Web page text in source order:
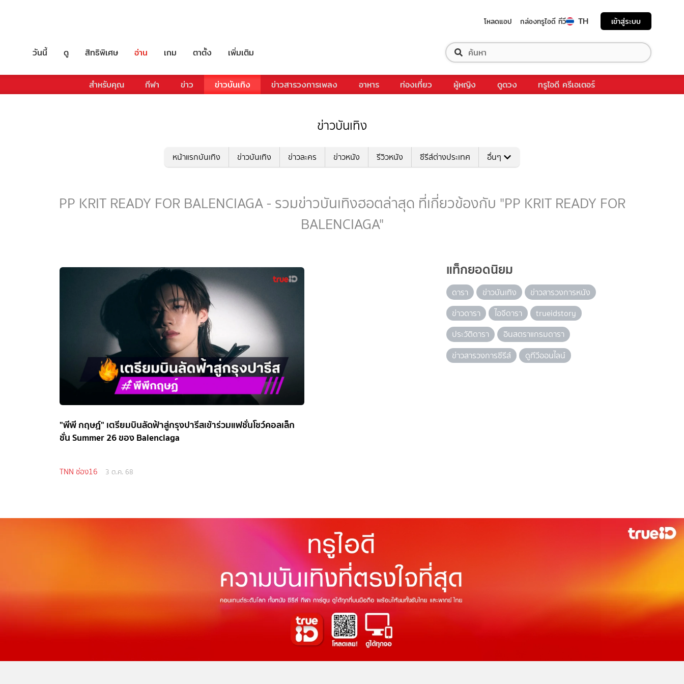
โหลดแอป กล่องทรูไอดี ทีวี TH เข้าสู่ระบบ
วันนี้ ดู สิทธิพิเศษ อ่าน เกม ตาตั้ง เพิ่มเติม
สำหรับคุณ กีฬา ข่าว ข่าวบันเทิง ข่าวสารวงการเพลง อาหาร ท่องเที่ยว ผู้หญิง ดูดวง ทรูไอดี ครีเอเตอร์
ข่าวบันเทิง
หน้าแรกบันเทิง ข่าวบันเทิง ข่าวละคร ข่าวหนัง รีวิวหนัง ซีรีส์ต่างประเทศ อื่นๆ
PP KRIT READY FOR BALENCIAGA - รวมข่าวบันเทิงฮอตล่าสุด ที่เกี่ยวข้องกับ "PP KRIT READY FOR
BALENCIAGA"
"พีพี กฤษฏ์" เตรียมบินลัดฟ้าสู่กรุงปารีสเข้าร่วมแฟชั่นโชว์คอลเล็ก
ชั่น Summer 26 ของ Balenciaga
TNN ช่อง16 3 ต.ค. 68
แท็กยอดนิยม
ดารา ข่าวบันเทิง
ข่าวสารวงการหนัง
ข่าวดารา
ไอจีดารา
trueidstory
ประวัติดารา
อินสตราแกรมดารา
ข่าวสารวงการซีรีส์
ดูทีวีออนไลน์